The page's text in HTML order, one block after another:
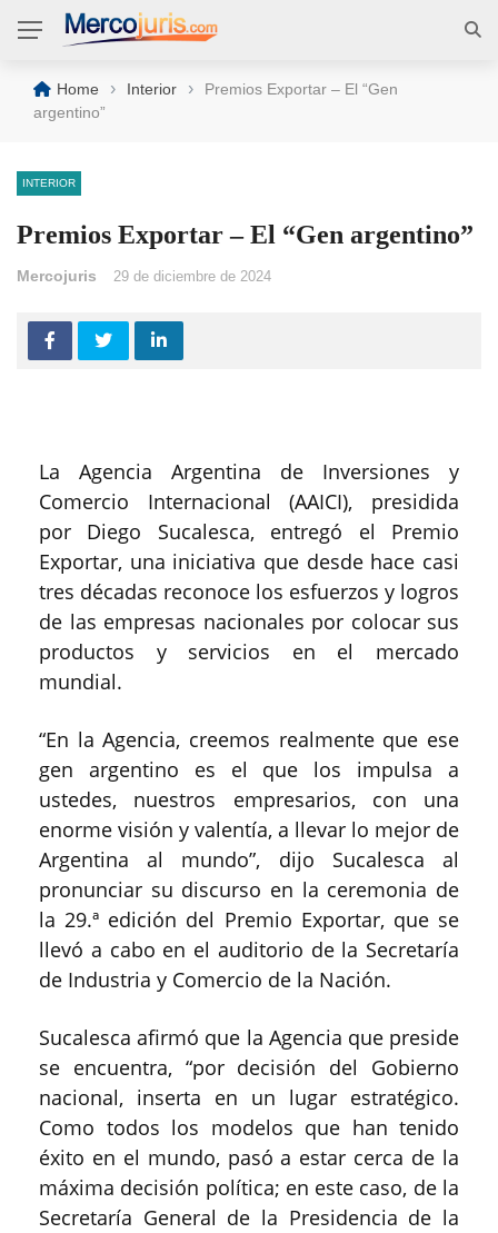
Home › Interior ›
Premios Exportar – El “Gen
argentino”
INTERIOR
Premios Exportar – El “Gen argentino”
Mercojuris 29 de diciembre de 2024
La Agencia Argentina de Inversiones y
Comercio Internacional (AAICI), presidida
por Diego Sucalesca, entregó el Premio
Exportar, una iniciativa que desde hace casi
tres décadas reconoce los esfuerzos y logros
de las empresas nacionales por colocar sus
productos y servicios en el mercado
mundial.
“En la Agencia, creemos realmente que ese
gen argentino es el que los impulsa a
ustedes, nuestros empresarios, con una
enorme visión y valentía, a llevar lo mejor de
Argentina al mundo”, dijo Sucalesca al
pronunciar su discurso en la ceremonia de
la 29.ª edición del Premio Exportar, que se
llevó a cabo en el auditorio de la Secretaría
de Industria y Comercio de la Nación.
Sucalesca afirmó que la Agencia que preside
se encuentra, “por decisión del Gobierno
nacional, inserta en un lugar estratégico.
Como todos los modelos que han tenido
éxito en el mundo, pasó a estar cerca de la
máxima decisión política; en este caso, de la
Secretaría General de la Presidencia de la